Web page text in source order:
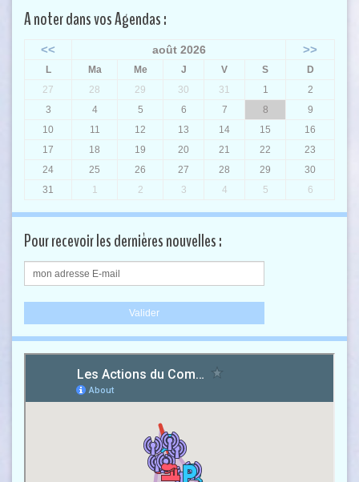
A noter dans vos Agendas :
<< août 2026 >>
L Ma Me J V S
D
27
28 29 30 31 1
2
3
4 5 6 7 8
9
10
11 12 13 14 15
16
17
18 19 20 21 22
23
24
25 26 27 28 29
30
31
1 2 3 4 5 6
Pour recevoir les dernières nouvelles :